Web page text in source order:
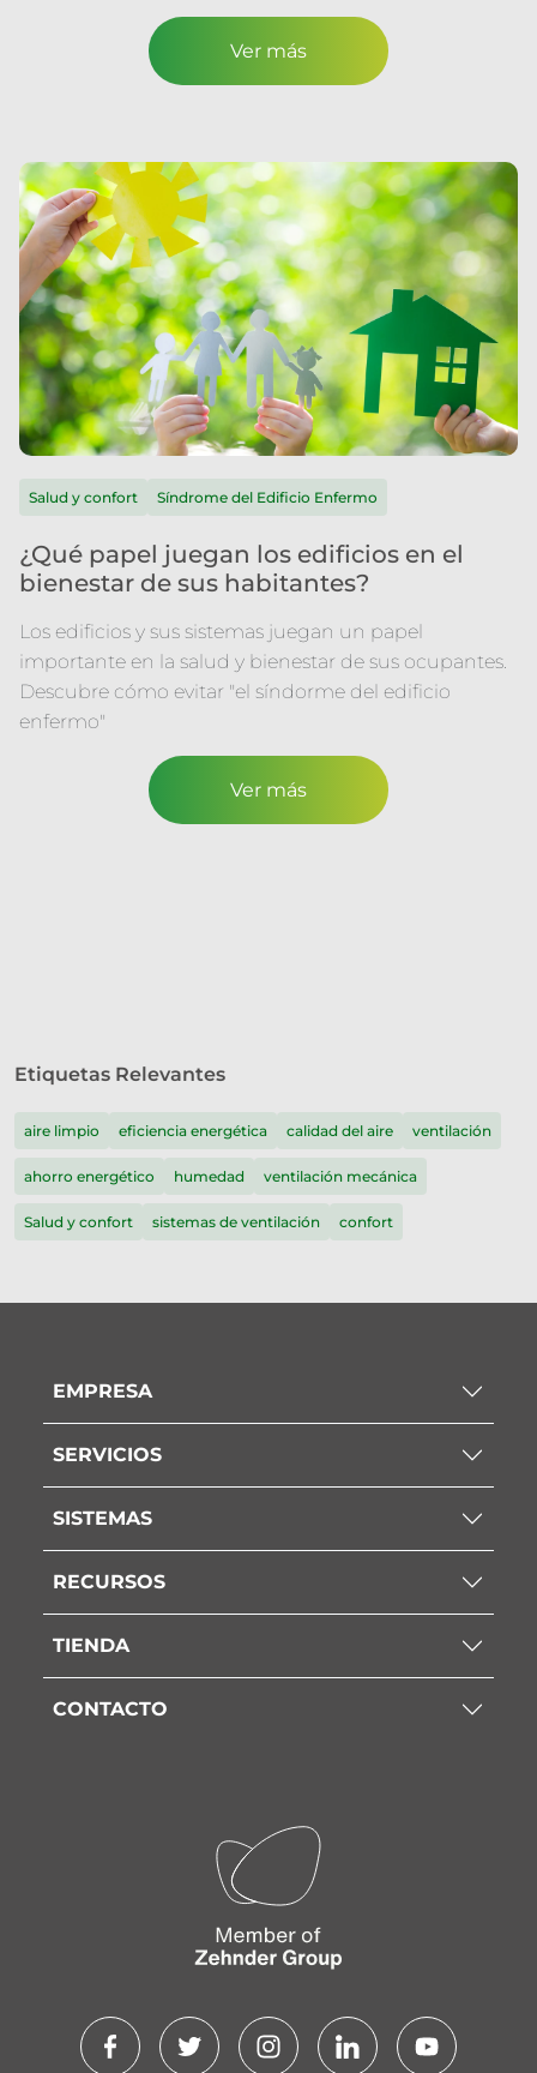
Ver más
Salud y confort Síndrome del Edificio Enfermo
¿Qué papel juegan los edificios en el
bienestar de sus habitantes?
Los edificios y sus sistemas juegan un papel
importante en la salud y bienestar de sus ocupantes.
Descubre cómo evitar "el síndorme del edificio
enfermo"
Ver más
Etiquetas Relevantes
aire limpio eficiencia energética calidad del aire ventilación
ahorro energético humedad ventilación mecánica
Salud y confort sistemas de ventilación confort
EMPRESA
SERVICIOS
SISTEMAS
RECURSOS
TIENDA
CONTACTO